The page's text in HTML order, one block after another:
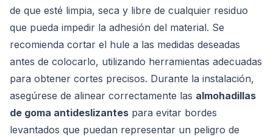
de que esté limpia, seca y libre de cualquier residuo
que pueda impedir la adhesión del material. Se
recomienda cortar el hule a las medidas deseadas
antes de colocarlo, utilizando herramientas adecuadas
para obtener cortes precisos. Durante la instalación,
asegúrese de alinear correctamente las almohadillas
de goma antideslizantes para evitar bordes
levantados que puedan representar un peligro de